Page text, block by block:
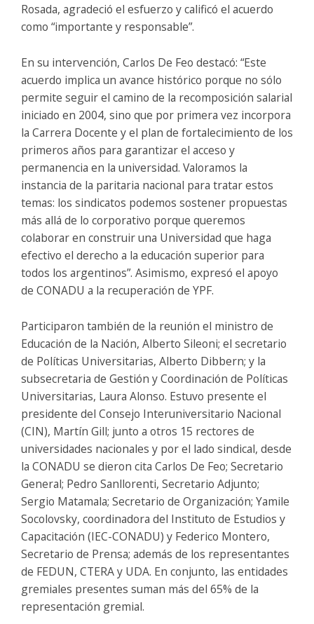
Rosada, agradeció el esfuerzo y calificó el acuerdo
como “importante y responsable”.
En su intervención, Carlos De Feo destacó: “Este
acuerdo implica un avance histórico porque no sólo
permite seguir el camino de la recomposición salarial
iniciado en 2004, sino que por primera vez incorpora
la Carrera Docente y el plan de fortalecimiento de los
primeros años para garantizar el acceso y
permanencia en la universidad. Valoramos la
instancia de la paritaria nacional para tratar estos
temas: los sindicatos podemos sostener propuestas
más allá de lo corporativo porque queremos
colaborar en construir una Universidad que haga
efectivo el derecho a la educación superior para
todos los argentinos”. Asimismo, expresó el apoyo
de CONADU a la recuperación de YPF.
Participaron también de la reunión el ministro de
Educación de la Nación, Alberto Sileoni; el secretario
de Políticas Universitarias, Alberto Dibbern; y la
subsecretaria de Gestión y Coordinación de Políticas
Universitarias, Laura Alonso. Estuvo presente el
presidente del Consejo Interuniversitario Nacional
(CIN), Martín Gill; junto a otros 15 rectores de
universidades nacionales y por el lado sindical, desde
la CONADU se dieron cita Carlos De Feo; Secretario
General; Pedro Sanllorenti, Secretario Adjunto;
Sergio Matamala; Secretario de Organización; Yamile
Socolovsky, coordinadora del Instituto de Estudios y
Capacitación (IEC-CONADU) y Federico Montero,
Secretario de Prensa; además de los representantes
de FEDUN, CTERA y UDA. En conjunto, las entidades
gremiales presentes suman más del 65% de la
representación gremial.